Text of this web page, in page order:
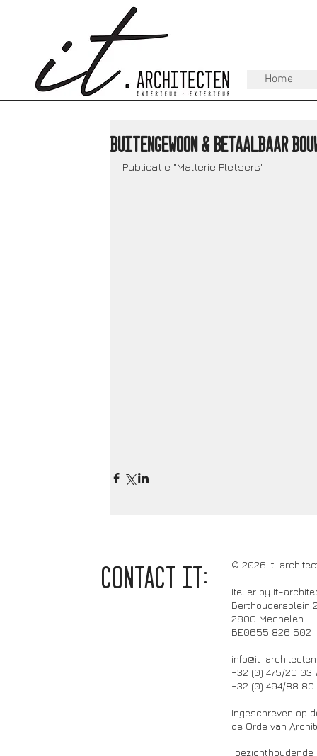
Home
Buitengewoon & Betaalbaar
Publicatie "Malterie Pletsers"
CONTACT it:
© 2026 It-
Itelier by It-
Berthoudersplein
2800 Mechelen
BE0655 826 502
info@it-
+32 (0) 475/20 03
+32 (0) 494/88 80
Ingeschreven op
de Orde van